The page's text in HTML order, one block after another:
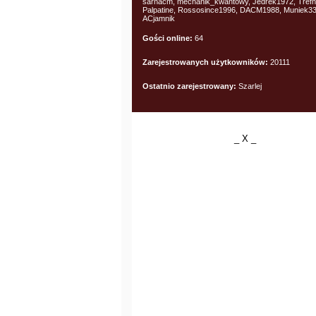
Palpatine, Rossosince1996, DACM1988, Muniek33,
ACjamnik
Gości online: 64
Zarejestrowanych użytkowników: 20111
Ostatnio zarejestrowany: Szarlej
_ X _